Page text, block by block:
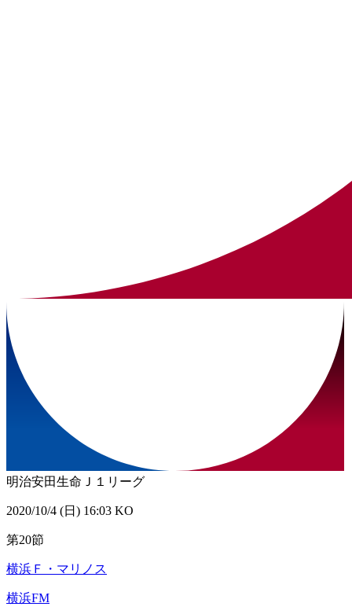
明治安田生命Ｊ１リーグ
2020/10/4 (日) 16:03 KO
第20節
横浜Ｆ・マリノス
横浜FM